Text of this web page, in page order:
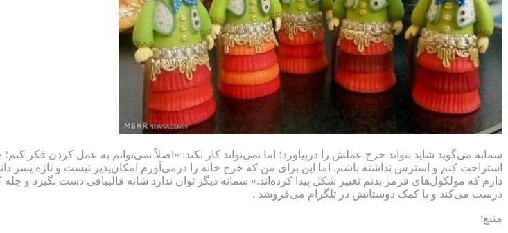
سمانه می‌گوید شاید بتواند خرج عملش را دربیاورد؛ اما نمی‌تواند کار نکند: «اصلاً نمی‌توانم به عمل کردن فکر
استراحت کنم و استرس نداشته باشم. اما این برای من که خرج خانه را درمی‌آورم امکان‌پذیر نیست و
دارم که مولکول‌های قرمز بدنم تغییر شکل پیدا کرده‌اند.» سمانه دیگر توان ندارد شانه قالیبافی دست
درست می‌کند و با کمک دوستانش در تلگرام می‌فروشد .
منبع: